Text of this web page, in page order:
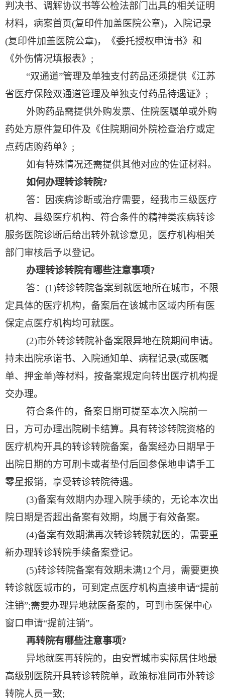
判决书、调解协议书等公检法部门出具的相关证明
材料，病案首页(复印件加盖医院公章)，入院记录
(复印件加盖医院公章)，《委托授权申请书》和
《外伤情况填报表》 ;
“双通道”管理及单独支付药品还须提供《江苏
省医疗保险双通道管理及单独支付药品待遇证》 ;
外购药品需提供外购发票、住院医嘱单或外购
药处方原件复印件及《住院期间外院检查治疗或定
点药店购药单》 ;
如有特殊情况还需提供其他对应的佐证材料。
如何办理转诊转院?
答：因疾病诊断或治疗需要，经我市三级医疗
机构、县级医疗机构、符合条件的精神类疾病转诊
服务医院诊断后给出转外就诊意见，医疗机构相关
部门审核后予以登记。
办理转诊转院有哪些注意事项?
答： (1)转诊转院备案到就医地所在城市，不限
定具体的医疗机构，备案后在该城市区域内所有医
保定点医疗机构均可就医。
(2)市外转诊转院补备案限异地在院期间申请。
持未出院承诺书、入院通知单、病程记录(或医嘱
单、押金单)等材料，按备案规定向转出医疗机构提
交办理。
符合条件的，备案日期可提至本次入院前一
日，方可办理出院刷卡结算。具有转诊转院资格的
医疗机构开具的转诊转院备案，备案经办日期早于
出院日期的方可刷卡或者垫付后回参保地申请手工
零星报销，享受转诊转院待遇。
(3)备案有效期内办理入院手续的，无论本次出
院日期是否超出备案有效期，均属于有效备案。
(4)备案有效期满再次转诊转院就医的，需要重
新办理转诊转院手续备案登记。
(5)转诊转院备案有效期未满12个月，需要更换
转诊就医城市的，可到定点医疗机构直接申请“提前
注销”;需要办理异地就医备案的，可到市医保中心
窗口申请“提前注销”。
再转院有哪些注意事项?
异地就医再转院的，由安置城市实际居住地最
高级别医院开具转诊转院单，政策标准同市外转诊
转院人员一致;